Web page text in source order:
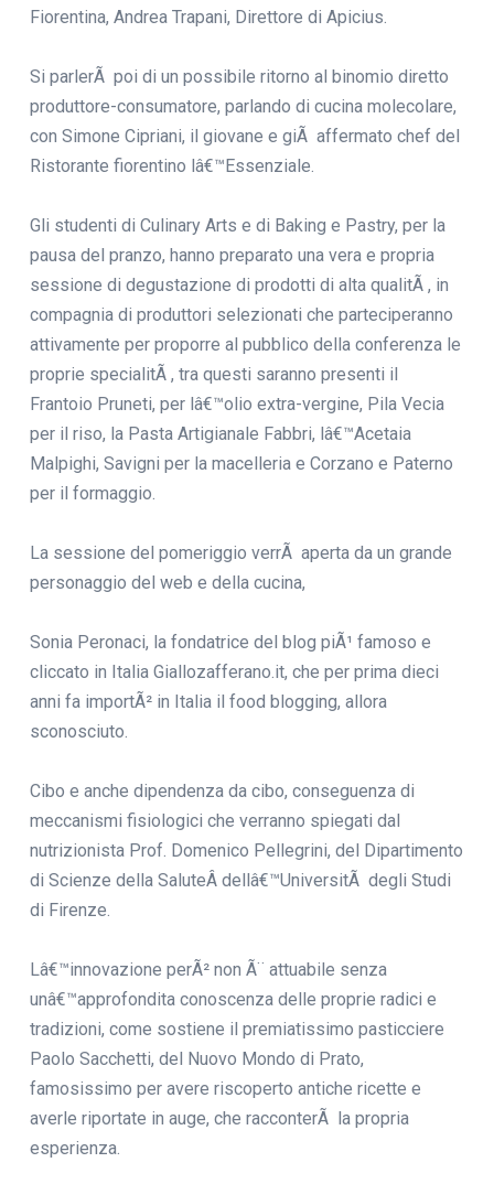
Fiorentina, Andrea Trapani, Direttore di Apicius.
Si parlerÃ poi di un possibile ritorno al binomio diretto
produttore-consumatore, parlando di cucina molecolare,
con Simone Cipriani, il giovane e giÃ affermato chef del
Ristorante fiorentino lâ€™Essenziale.
Gli studenti di Culinary Arts e di Baking e Pastry, per la
pausa del pranzo, hanno preparato una vera e propria
sessione di degustazione di prodotti di alta qualitÃ , in
compagnia di produttori selezionati che parteciperanno
attivamente per proporre al pubblico della conferenza le
proprie specialitÃ , tra questi saranno presenti il
Frantoio Pruneti, per lâ€™olio extra-vergine, Pila Vecia
per il riso, la Pasta Artigianale Fabbri, lâ€™Acetaia
Malpighi, Savigni per la macelleria e Corzano e Paterno
per il formaggio.
La sessione del pomeriggio verrÃ aperta da un grande
personaggio del web e della cucina,
Sonia Peronaci, la fondatrice del blog piÃ¹ famoso e
cliccato in Italia Giallozafferano.it, che per prima dieci
anni fa importÃ² in Italia il food blogging, allora
sconosciuto.
Cibo e anche dipendenza da cibo, conseguenza di
meccanismi fisiologici che verranno spiegati dal
nutrizionista Prof. Domenico Pellegrini, del Dipartimento
di Scienze della SaluteÂ dellâ€™UniversitÃ degli Studi
di Firenze.
Lâ€™innovazione perÃ² non Ã¨ attuabile senza
unâ€™approfondita conoscenza delle proprie radici e
tradizioni, come sostiene il premiatissimo pasticciere
Paolo Sacchetti, del Nuovo Mondo di Prato,
famosissimo per avere riscoperto antiche ricette e
averle riportate in auge, che racconterÃ la propria
esperienza.